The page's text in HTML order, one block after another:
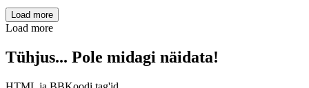
Load more
Load more
Tühjus... Pole midagi näidata!